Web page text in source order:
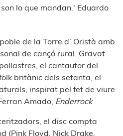
lo que mandan.' Eduardo
de la Torre d’ Oristà amb
de cançó rural. Gravat
el cantautor del
britànic dels setanta, el
inspirat pel fet de viure
Amado, Enderrock
el disc compta
(Pink Floyd, Nick Drake,